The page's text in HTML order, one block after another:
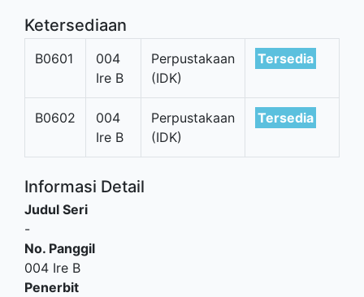
Ketersediaan
B0601
004
Ire B
Perpustakaan
(IDK)
Tersedia
B0602
004
Ire B
Perpustakaan
(IDK)
Tersedia
Informasi Detail
Judul Seri
-
No. Panggil
004 Ire B
Penerbit